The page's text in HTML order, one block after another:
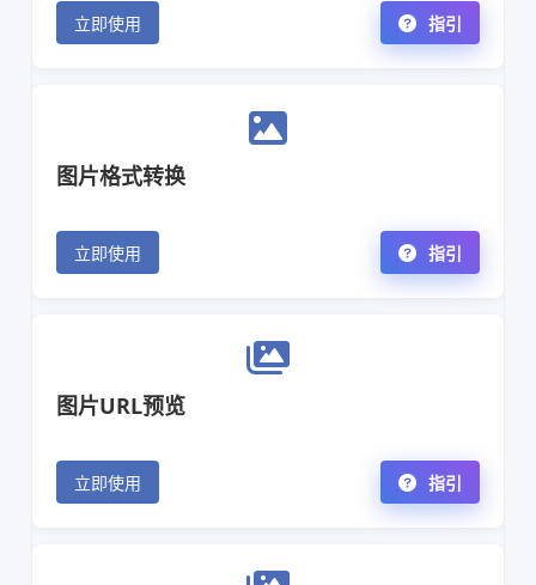
立即使用 指引
图片格式转换
立即使用 指引
图片URL预览
立即使用 指引